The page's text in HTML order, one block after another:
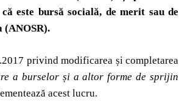
este bursă socială, de merit sau de
(ANOSR).
privind modificarea și completarea
a burselor și a altor forme de sprijin
acest lucru.